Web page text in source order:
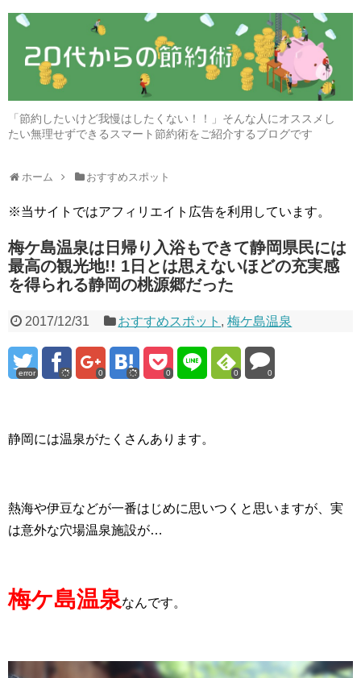
「節約したいけど我慢はしたくない！！」そんな人にオススメし
たい無理せずできるスマート節約術をご紹介するブログです
ホーム おすすめスポット
※当サイトではアフィリエイト広告を利用しています。
梅ケ島温泉は日帰り入浴もできて静岡県民には
最高の観光地!! 1日とは思えないほどの充実感
を得られる静岡の桃源郷だった
2017/12/31 おすすめスポット ,梅ケ島温泉
error 0 0 0 0
静岡には温泉がたくさんあります。
熱海や伊豆などが一番はじめに思いつくと思いますが、実
は意外な穴場温泉施設が…
梅ケ島温泉なんです。